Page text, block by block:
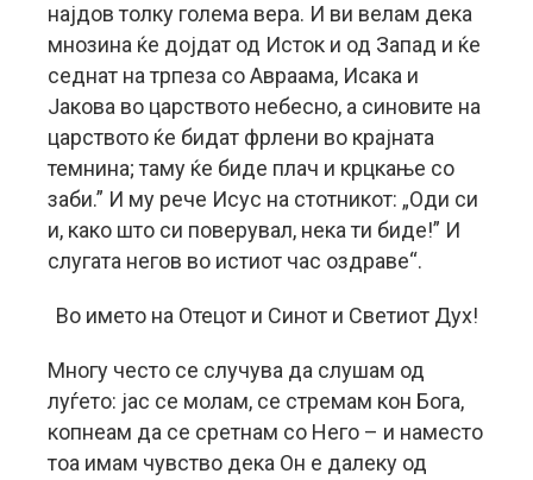
најдов толку голема вера. И ви велам дека
мнозина ќе дојдат од Исток и од Запад и ќе
седнат на трпеза со Авраама, Исака и
Јакова во царството небесно, а синовите на
царството ќе бидат фрлени во крајната
темнина; таму ќе биде плач и крцкање со
заби.” И му рече Исус на стотникот: „Оди си
и, како што си поверувал, нека ти биде!” И
слугата негов во истиот час оздраве“.
Во името на Отецот и Синот и Светиот Дух!
Многу често се случува да слушам од
луѓето: јас се молам, се стремам кон Бога,
копнеам да се сретнам со Него – и наместо
тоа имам чувство дека Он е далеку од